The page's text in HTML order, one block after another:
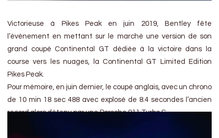
Victorieuse à Pikes Peak en juin 2019, Bentley fête
l’événement en mettant sur le marché une version de son
grand coupé Continental GT dédiée à la victoire dans la
course vers les nuages, la Continental GT Limited Edition
Pikes Peak.
Pour mémoire, en juin dernier, le coupé anglais, avec un chrono
de 10 min 18 sec 488 avec explosé de 8.4 secondes l’ancien
record alors détenu par une Porsche 911 Turbo S.